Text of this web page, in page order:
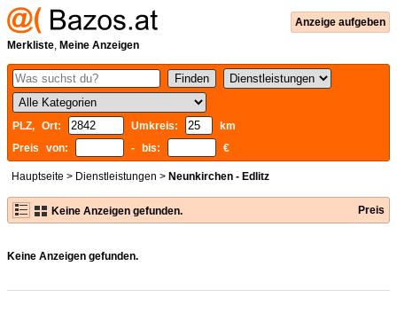
Anzeige aufgeben
Merkliste, Meine Anzeigen
PLZ, Ort: Umkreis:
km
Preis von:
- bis: €
Hauptseite > Dienstleistungen > Neunkirchen - Edlitz
Keine Anzeigen gefunden. Preis
Keine Anzeigen gefunden.